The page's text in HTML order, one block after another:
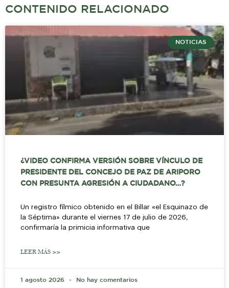
CONTENIDO RELACIONADO
NOTICIAS
¿VIDEO CONFIRMA VERSIÓN SOBRE VÍNCULO DE
PRESIDENTE DEL CONCEJO DE PAZ DE ARIPORO
CON PRESUNTA AGRESIÓN A CIUDADANO…?
Un registro fílmico obtenido en el Billar «el Esquinazo de
la Séptima» durante el viernes 17 de julio de 2026,
confirmaría la primicia informativa que
LEER MÁS >>
1 agosto 2026 No hay comentarios